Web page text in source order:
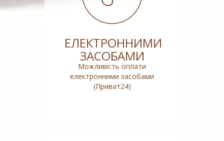
ЕЛЕКТРОННИМИ
ЗАСОБАМИ
Можливість оплати
електронними засобами
(Приват24)